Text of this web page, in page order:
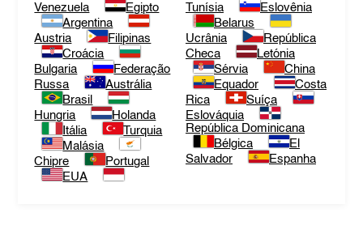
Venezuela
Egipto
Argentina
Austria
Filipinas
Croácia
Bulgaria
Federação
Russa
Austrália
Brasil
Hungria
Holanda
Itália
Turquia
Malásia
Chipre
Portugal
EUA
Tunísia
Eslovênia
Belarus
Ucrânia
República
Checa
Letónia
Sérvia
China
Equador
Costa
Rica
Suíça
Eslováquia
República Dominicana
Bélgica
El
Salvador
Espanha